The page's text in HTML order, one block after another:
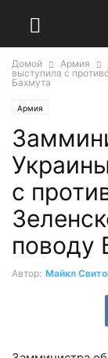
Домой Армия
выступила с
Бахмута
Армия
с
поводу
Автор: Майкл